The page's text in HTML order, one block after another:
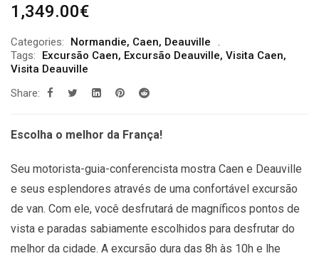
1,349.00€
Categories: Normandie, Caen, Deauville
Tags:
Excursão Caen, Excursão Deauville, Visita Caen,
Visita Deauville
Share:
Escolha o melhor da França!
Seu motorista-guia-conferencista mostra Caen e Deauville
e seus esplendores através de uma confortável excursão
de van. Com ele, você desfrutará de magníficos pontos de
vista e paradas sabiamente escolhidos para desfrutar do
melhor da cidade. A excursão dura das 8h às 10h e lhe